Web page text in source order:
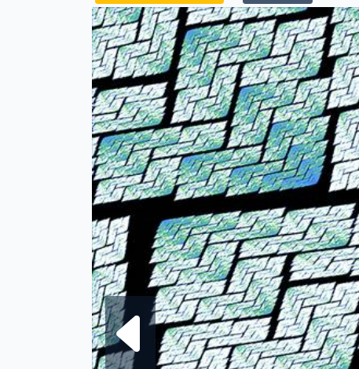
Frattale